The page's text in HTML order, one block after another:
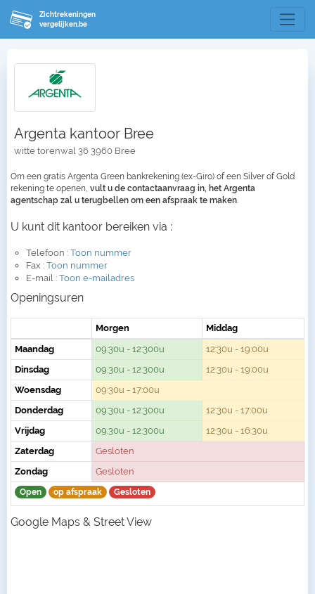
Zichtrekeningen
vergelijken.be
Argenta kantoor Bree
witte torenwal 36 3960 Bree
Om een gratis Argenta Green bankrekening (ex-Giro) of een Silver of Gold
rekening te openen, vult u de contactaanvraag in, het Argenta
agentschap zal u terugbellen om een afspraak te maken
U kunt dit kantoor bereiken via :
Telefoon : Toon nummer
Fax : Toon nummer
E-mail : Toon e-mailadres
Openingsuren
Morgen
Middag
Maandag
09:30u - 12:300u
12:30u - 19:00u
Dinsdag
09:30u - 12:300u
12:30u - 19:00u
Woensdag
09:30u - 17:00u
Donderdag
09:30u - 12:300u
12:30u - 17:00u
Vrijdag
09:30u - 12:300u
12:30u - 16:30u
Zaterdag
Gesloten
Zondag
Gesloten
Open op afspraak Gesloten
Google Maps & Street View